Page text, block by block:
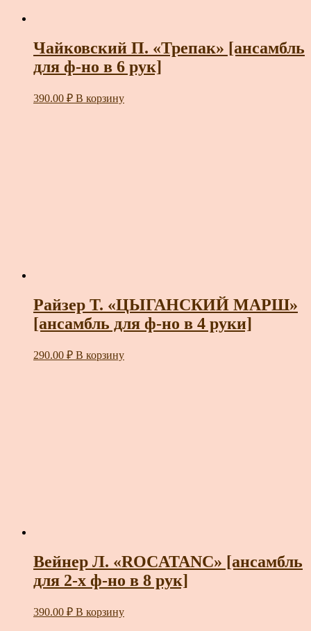
Чайковский П. «Трепак» [ансамбль
для ф-но в 6 рук]
390.00 ₽ В корзину
Райзер Т. «ЦЫГАНСКИЙ МАРШ»
[ансамбль для ф-но в 4 руки]
290.00 ₽ В корзину
Вейнер Л. «ROCATANC» [ансамбль
для 2-х ф-но в 8 рук]
390.00 ₽ В корзину